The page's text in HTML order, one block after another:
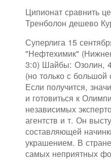
Ципионат сравнить
Тренболон дешево
Суперлига 15
"Нефтехимик"
3:0) Шайбы: Озолин,
(но только с
Если получится,
и готовиться к
независимых
агентств и т. Он
составляющей
украшением. В
самых неприятных